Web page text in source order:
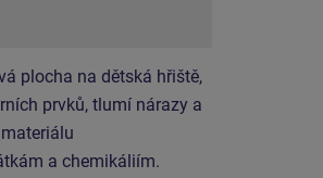
plocha na dětská hřiště,
prvků, tlumí nárazy a
a chemikáliím.